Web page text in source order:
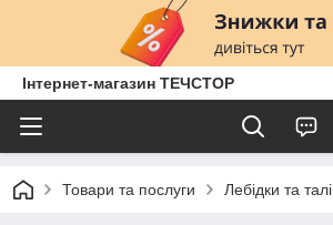
Інтернет-магазин ТЕЧСТОР
Товари та послуги Лебідки та талі